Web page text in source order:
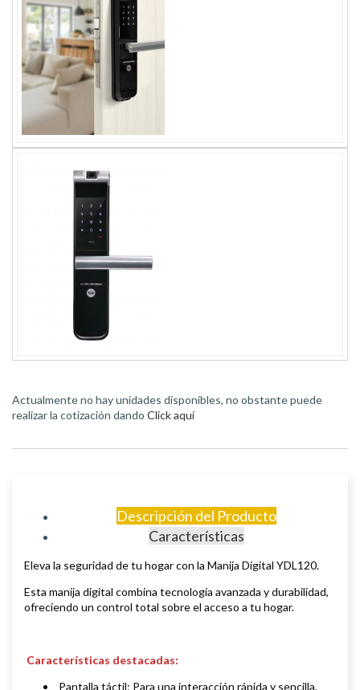
Actualmente no hay unidades disponibles, no obstante puede
realizar la cotización dando Click aquí
Descripción del Producto
Características
Eleva la seguridad de tu hogar con la Manija Digital YDL120.
Esta manija digital combina tecnología avanzada y durabilidad,
ofreciendo un control total sobre el acceso a tu hogar.
Características destacadas:
Pantalla táctil: Para una interacción rápida y sencilla.